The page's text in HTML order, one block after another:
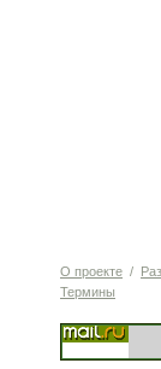
О проекте /
Термины